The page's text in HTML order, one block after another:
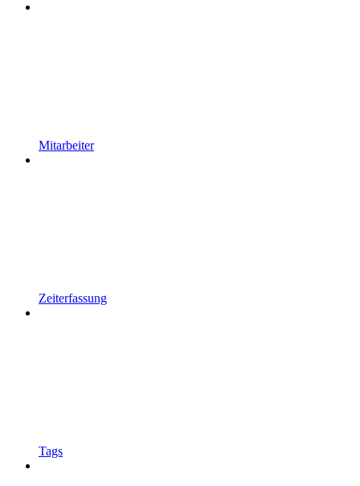
Mitarbeiter
Zeiterfassung
Tags